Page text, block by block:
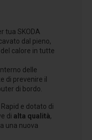
tua SKODA
dal pieno,
calore in tutte
delle
di prevenire il
di bordo.
Rapid e dotato di
di alta qualità,
una nuova